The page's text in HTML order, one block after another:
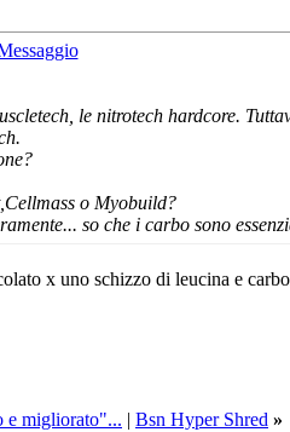
le nitrotech hardcore.
o Myobuild?
so che i carbo sono
x uno schizzo di leucina e
e migliorato"... | Bsn Hyper Shred »